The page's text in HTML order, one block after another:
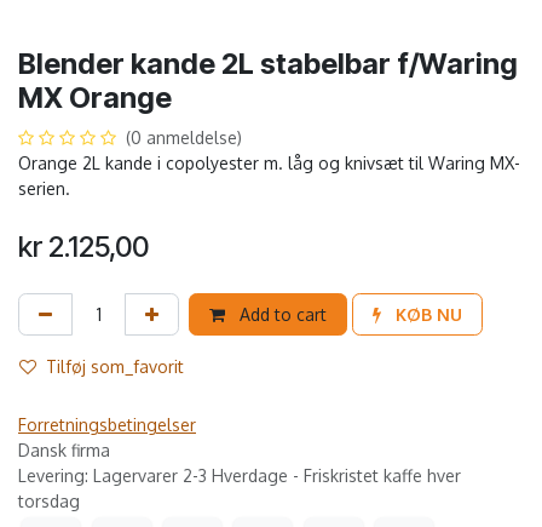
Blender kande 2L stabelbar f/Waring
MX Orange
(0 anmeldelse)
Orange 2L kande i copolyester m. låg og knivsæt til Waring MX-
serien.
kr 2.125,00
Add to cart KØB NU
Tilføj som_favorit
Forretningsbetingelser
Dansk firma
Levering: Lagervarer 2-3 Hverdage - Friskristet kaffe hver
torsdag